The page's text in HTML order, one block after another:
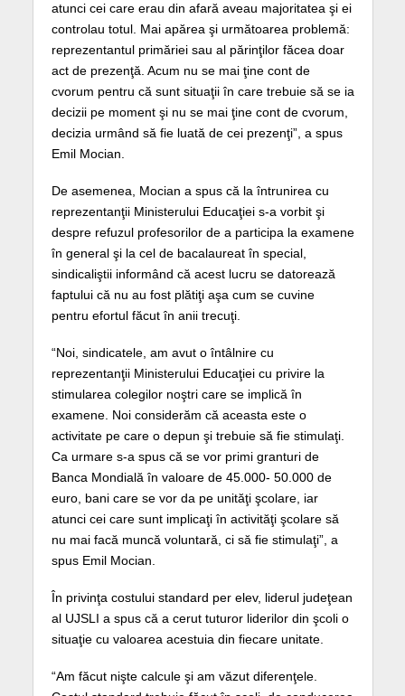
atunci cei care erau din afară aveau majoritatea şi ei
controlau totul. Mai apărea şi următoarea problemă:
reprezentantul primăriei sau al părinţilor făcea doar
act de prezenţă. Acum nu se mai ţine cont de
cvorum pentru că sunt situaţii în care trebuie să se ia
decizii pe moment şi nu se mai ţine cont de cvorum,
decizia urmând să fie luată de cei prezenţi”, a spus
Emil Mocian.
De asemenea, Mocian a spus că la întrunirea cu
reprezentanţii Ministerului Educaţiei s-a vorbit şi
despre refuzul profesorilor de a participa la examene
în general şi la cel de bacalaureat în special,
sindicaliştii informând că acest lucru se datorează
faptului că nu au fost plătiţi aşa cum se cuvine
pentru efortul făcut în anii trecuţi.
“Noi, sindicatele, am avut o întâlnire cu
reprezentanţii Ministerului Educaţiei cu privire la
stimularea colegilor noştri care se implică în
examene. Noi considerăm că aceasta este o
activitate pe care o depun şi trebuie să fie stimulaţi.
Ca urmare s-a spus că se vor primi granturi de
Banca Mondială în valoare de 45.000- 50.000 de
euro, bani care se vor da pe unităţi şcolare, iar
atunci cei care sunt implicaţi în activităţi şcolare să
nu mai facă muncă voluntară, ci să fie stimulaţi”, a
spus Emil Mocian.
În privinţa costului standard per elev, liderul judeţean
al UJSLI a spus că a cerut tuturor liderilor din şcoli o
situaţie cu valoarea acestuia din fiecare unitate.
“Am făcut nişte calcule şi am văzut diferenţele.